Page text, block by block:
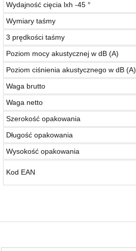
Wydajność cięcia lxh -45 °
Wymiary taśmy
3 prędkości taśmy
Poziom mocy akustycznej w dB (A)
Poziom ciśnienia akustycznego w dB (A)
Waga brutto
Waga netto
Szerokość opakowania
Długość opakowania
Wysokość opakowania
Kod EAN